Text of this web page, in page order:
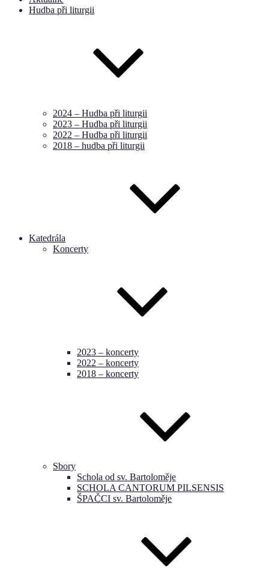
Hudba při liturgii
2024 – Hudba při liturgii
2023 – Hudba při liturgii
2022 – Hudba při liturgii
2018 – hudba při liturgii
Katedrála
Koncerty
2023 – koncerty
2022 – koncerty
2018 – koncerty
Sbory
Schola od sv. Bartoloměje
SCHOLA CANTORUM PILSENSIS
ŠPAČCI sv. Bartoloměje